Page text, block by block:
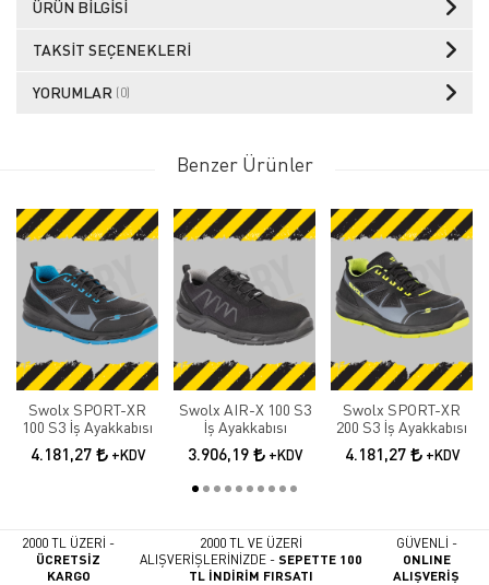
ÜRÜN BILGISI
TAKSIT SEÇENEKLERI
YORUMLAR (0)
Benzer Ürünler
Swolx SPORT-XR
100 S3 İş Ayakkabısı
4.181,27 +KDV
Swolx AIR-X 100 S3
İş Ayakkabısı
3.906,19 +KDV
Swolx SPORT-XR
200 S3 İş Ayakkabısı
4.181,27 +KDV
2000 TL ÜZERİ -
ÜCRETSİZ
KARGO
2000 TL VE ÜZERİ
ALIŞVERİŞLERİNİZDE -SEPETTE 100
TL İNDİRİM FIRSATI
GÜVENLİ -
ONLINE
ALIŞVERİŞ